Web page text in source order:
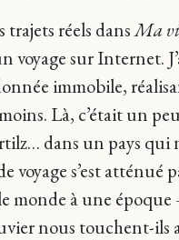
trajets réels dansMa
voyage sur Internet.
immobile,
Là, c’était un
dans un pays qui
voyage s’est
monde à une
nous touchent-ils